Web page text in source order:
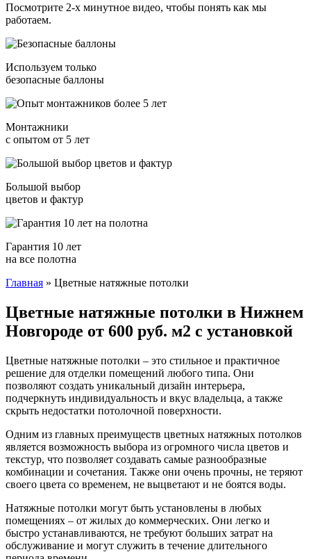
Посмотрите 2-х минутное видео, чтобы понять как мы
работаем.
Используем только
безопасные баллоны
Монтажники
с опытом от 5 лет
Большой выбор
цветов и фактур
Гарантия 10 лет
на все полотна
Главная » Цветные натяжные потолки
Цветные натяжные потолки в Нижнем
Новгороде от 600 руб. м2 с установкой
Цветные натяжные потолки – это стильное и практичное
решение для отделки помещений любого типа. Они
позволяют создать уникальный дизайн интерьера,
подчеркнуть индивидуальность и вкус владельца, а также
скрыть недостатки потолочной поверхности.
Одним из главных преимуществ цветных натяжных потолков
является возможность выбора из огромного числа цветов и
текстур, что позволяет создавать самые разнообразные
комбинации и сочетания. Также они очень прочны, не теряют
своего цвета со временем, не выцветают и не боятся воды.
Натяжные потолки могут быть установлены в любых
помещениях – от жилых до коммерческих. Они легко и
быстро устанавливаются, не требуют больших затрат на
обслуживание и могут служить в течение длительного